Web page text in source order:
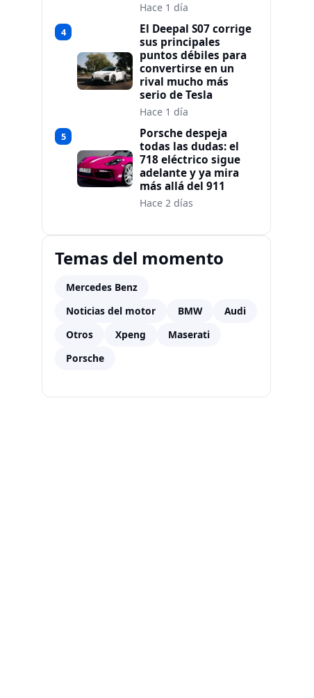
Hace 1 día
4
El Deepal S07 corrige
sus principales
puntos débiles para
convertirse en un
rival mucho más
serio de Tesla
Hace 1 día
5
Porsche despeja
todas las dudas: el
718 eléctrico sigue
adelante y ya mira
más allá del 911
Hace 2 días
Temas del momento
Mercedes Benz
Noticias del motor
BMW
Audi
Otros
Xpeng
Maserati
Porsche